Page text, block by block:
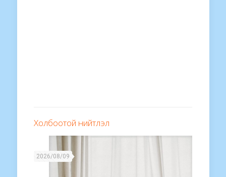
Холбоотой нийтлэл
2026/08/09